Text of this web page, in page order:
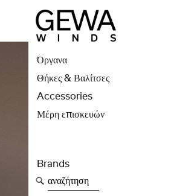
Όργανα
Θήκες & Βαλίτσες
Accessories
Μέρη επισκευών
Brands
αναζήτηση